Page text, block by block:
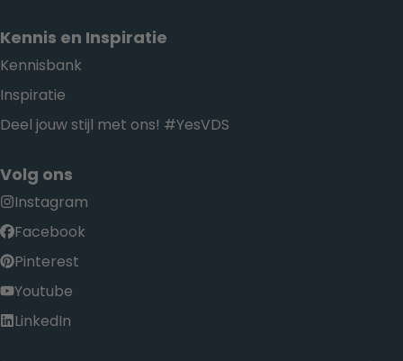
Kennis en Inspiratie
Kennisbank
Inspiratie
Deel jouw stijl met ons! #YesVDS
Volg ons
Instagram
Facebook
Pinterest
Youtube
LinkedIn